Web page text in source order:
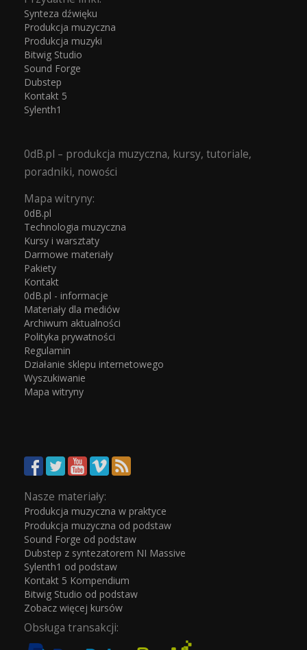
Synteza dźwięku
Produkcja muzyczna
Produkcja muzyki
Bitwig Studio
Sound Forge
Dubstep
Kontakt 5
Sylenth1
0dB.pl – produkcja muzyczna, kursy, tutoriale,
poradniki, nowości
Mapa witryny:
0dB.pl
Technologia muzyczna
Kursy i warsztaty
Darmowe materiały
Pakiety
Kontakt
0dB.pl - informacje
Materiały dla mediów
Archiwum aktualności
Polityka prywatności
Regulamin
Działanie sklepu internetowego
Wyszukiwanie
Mapa witryny
Nasze materiały:
Produkcja muzyczna w praktyce
Produkcja muzyczna od podstaw
Sound Forge od podstaw
Dubstep z syntezatorem NI Massive
Sylenth1 od podstaw
Kontakt 5 Kompendium
Bitwig Studio od podstaw
Zobacz więcej kursów
Obsługa transakcji: